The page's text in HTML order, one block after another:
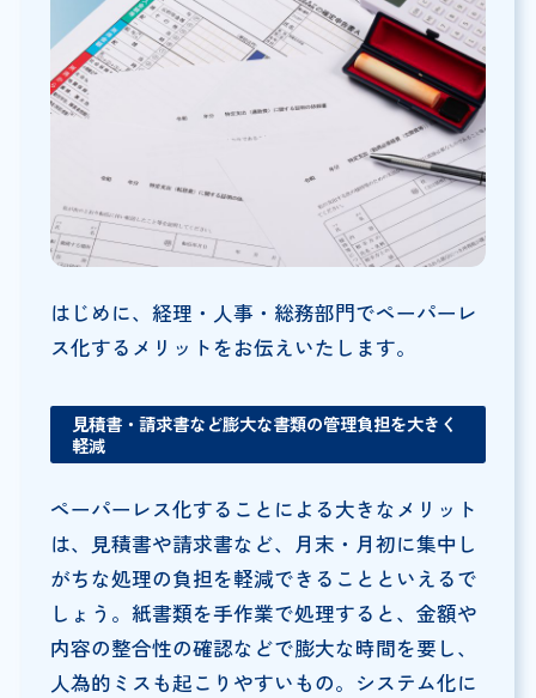
はじめに、経理・人事・総務部門でペーパーレ
ス化するメリットをお伝えいたします。
見積書・請求書など膨大な書類の管理負担を大きく
軽減
ペーパーレス化することによる大きなメリット
は、見積書や請求書など、月末・月初に集中し
がちな処理の負担を軽減できることといえるで
しょう。紙書類を手作業で処理すると、金額や
内容の整合性の確認などで膨大な時間を要し、
人為的ミスも起こりやすいもの。システム化に